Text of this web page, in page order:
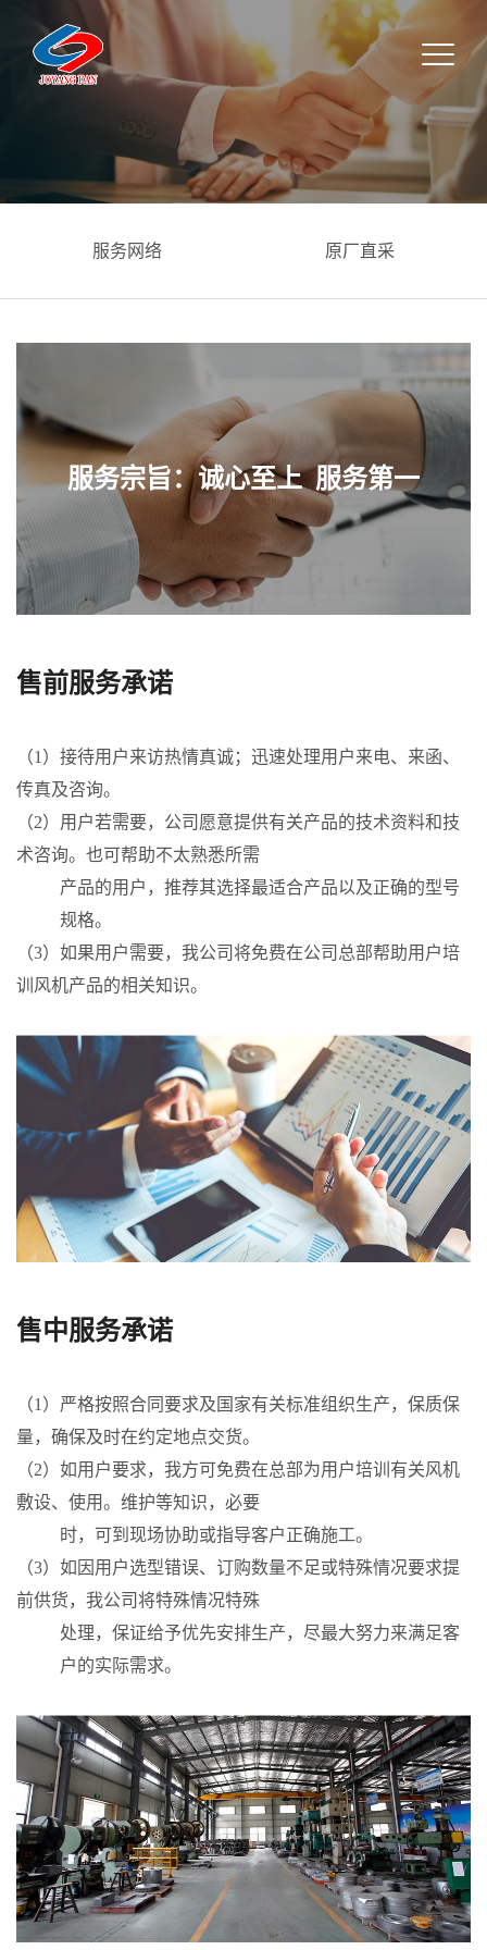
服务网络 原厂直采
服务宗旨：诚心至上 服务第一
售前服务承诺
（1）接待用户来访热情真诚；迅速处理用户来电、来函、
传真及咨询。
（2）用户若需要，公司愿意提供有关产品的技术资料和技
术咨询。也可帮助不太熟悉所需
产品的用户，推荐其选择最适合产品以及正确的型号
规格。
（3）如果用户需要，我公司将免费在公司总部帮助用户培
训风机产品的相关知识。
售中服务承诺
（1）严格按照合同要求及国家有关标准组织生产，保质保
量，确保及时在约定地点交货。
（2）如用户要求，我方可免费在总部为用户培训有关风机
敷设、使用。维护等知识，必要
时，可到现场协助或指导客户正确施工。
（3）如因用户选型错误、订购数量不足或特殊情况要求提
前供货，我公司将特殊情况特殊
处理，保证给予优先安排生产，尽最大努力来满足客
户的实际需求。